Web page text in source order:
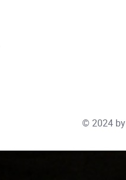
© 2024 by